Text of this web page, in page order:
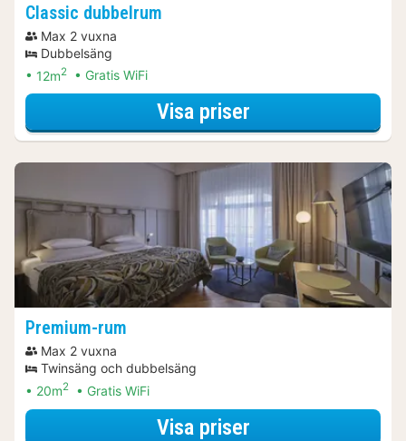
Classic dubbelrum
Max 2 vuxna
Dubbelsäng
12m2 Gratis WiFi
Visa priserför City Card
Premium-rum
Max 2 vuxna
Twinsäng och dubbelsäng
20m2 Gratis WiFi
Visa priserför City Card